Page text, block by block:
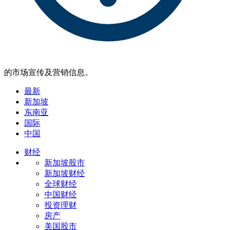
的市场宣传及营销信息。
最新
新加坡
东南亚
国际
中国
财经
新加坡股市
新加坡财经
全球财经
中国财经
投资理财
房产
美国股市